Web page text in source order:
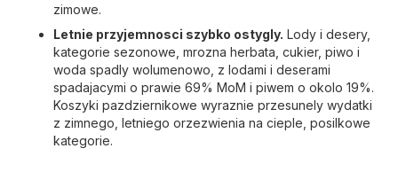
zimowe.
Letnie przyjemnosci szybko ostygly. Lody i desery,
kategorie sezonowe, mrozna herbata, cukier, piwo i
woda spadly wolumenowo, z lodami i deserami
spadajacymi o prawie 69% MoM i piwem o okolo 19%.
Koszyki pazdziernikowe wyraznie przesunely wydatki
z zimnego, letniego orzezwienia na cieple, posilkowe
kategorie.